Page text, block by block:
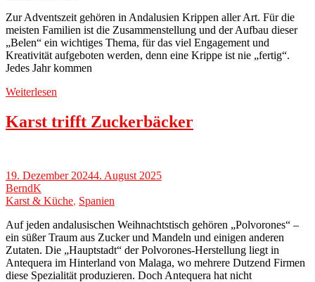
Zur Adventszeit gehören in Andalusien Krippen aller Art. Für die
meisten Familien ist die Zusammenstellung und der Aufbau dieser
„Belen“ ein wichtiges Thema, für das viel Engagement und
Kreativität aufgeboten werden, denn eine Krippe ist nie „fertig“.
Jedes Jahr kommen
Weiterlesen
Karst trifft Zuckerbäcker
19. Dezember 20244. August 2025
BerndK
Karst & Küche, Spanien
Auf jeden andalusischen Weihnachtstisch gehören „Polvorones“ –
ein süßer Traum aus Zucker und Mandeln und einigen anderen
Zutaten. Die „Hauptstadt“ der Polvorones-Herstellung liegt in
Antequera im Hinterland von Malaga, wo mehrere Dutzend Firmen
diese Spezialität produzieren. Doch Antequera hat nicht